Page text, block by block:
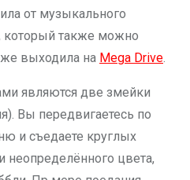
от музыкального
который также можно
выходила на Mega Drive.
являются две змейки
Вы передвигаетесь по
и съедаете круглых
неопределённого цвета,